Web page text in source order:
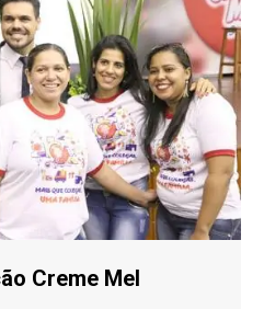
Creme Mel